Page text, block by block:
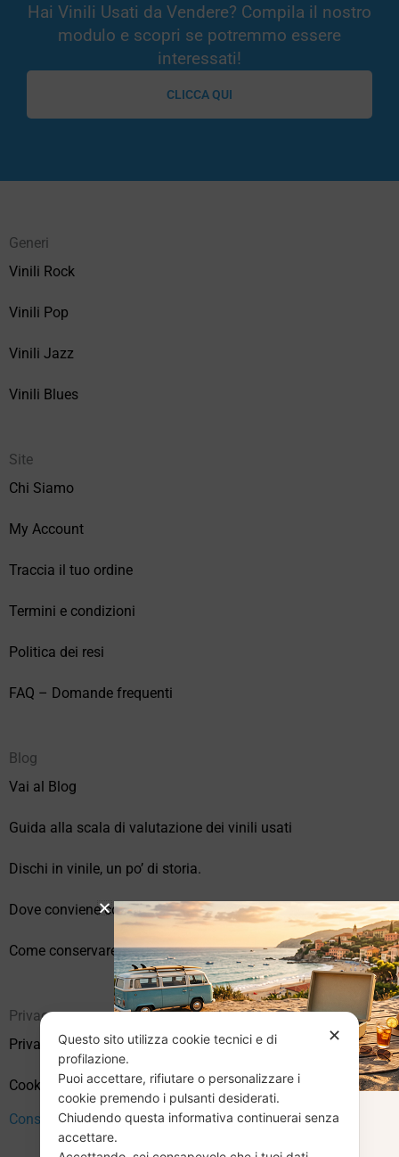
Hai Vinili Usati da Vendere? Compila il nostro
modulo e scopri se potremmo essere
interessati!
CLICCA QUI
Generi
Vinili Rock
Vinili Pop
Vinili Jazz
Vinili Blues
Site
Chi Siamo
My Account
Traccia il tuo ordine
Termini e condizioni
Politica dei resi
FAQ – Domande frequenti
Blog
Vai al Blog
Guida alla scala di valutazione dei vinili usati
Dischi in vinile, un po’ di storia.
Dove conviene comprare vinili online?
Come conservare correttamente i vinili usati
Privacy
Privacy Policy
Cookie Policy (UE)
Consenso
✕
Questo sito utilizza cookie tecnici e di
profilazione.
Puoi accettare, rifiutare o personalizzare i
cookie premendo i pulsanti desiderati.
Chiudendo questa informativa continuerai senza
accettare.
CHIUSURA